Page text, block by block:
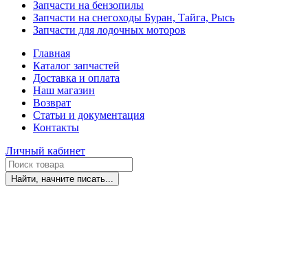
Запчасти на бензопилы
Запчасти на снегоходы Буран, Тайга, Рысь
Запчасти для лодочных моторов
Главная
Каталог запчастей
Доставка и оплата
Наш магазин
Возврат
Статьи и документация
Контакты
Личный кабинет
Найти, начните писать...